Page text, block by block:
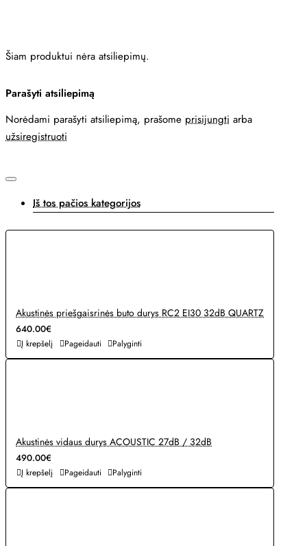
Šiam produktui nėra atsiliepimų.
Parašyti atsiliepimą
Norėdami parašyti atsiliepimą, prašome prisijungti arba
užsiregistruoti
Iš tos pačios kategorijos
Akustinės priešgaisrinės buto durys RC2 EI30 32dB QUARTZ
640.00€
Į krepšelį Pageidauti Palyginti
Akustinės vidaus durys ACOUSTIC 27dB / 32dB
490.00€
Į krepšelį Pageidauti Palyginti